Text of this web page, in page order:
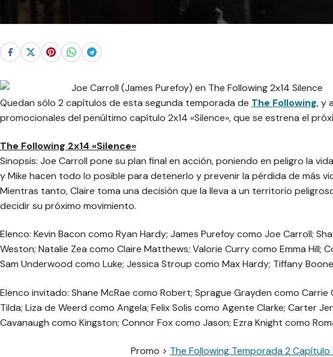
Quedan sólo 2 capítulos de esta segunda temporada de The Following, y
promocionales del penúltimo capítulo 2x14 «Silence», que se estrena el
The Following 2x14 «Silence»
Sinopsis: Joe Carroll pone su plan final en acción, poniendo en peligro la
y Mike hacen todo lo posible para detenerlo y prevenir la pérdida de más
Mientras tanto, Claire toma una decisión que la lleva a un territorio
decidir su próximo movimiento.
Elenco: Kevin Bacon como Ryan Hardy; James Purefoy como Joe Carroll;
Weston; Natalie Zea como Claire Matthews; Valorie Curry como Emma Hill;
Sam Underwood como Luke; Jessica Stroup como Max Hardy; Tiffany
Elenco invitado: Shane McRae como Robert; Sprague Grayden como Carrie
Tilda; Liza de Weerd como Angela; Felix Solis como Agente Clarke; Carter
Cavanaugh como Kingston; Connor Fox como Jason; Ezra Knight como
Promo > The Following Temporada 2 Capítulo